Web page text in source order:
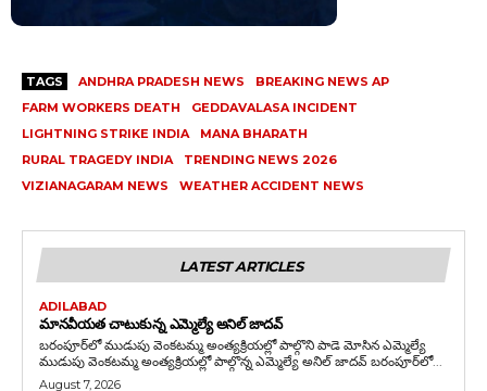
TAGS ANDHRA PRADESH NEWS
BREAKING NEWS AP
FARM WORKERS DEATH
GEDDAVALASA INCIDENT
LIGHTNING STRIKE INDIA
MANA BHARATH
RURAL TRAGEDY INDIA
TRENDING NEWS 2026
VIZIANAGARAM NEWS
WEATHER ACCIDENT NEWS
LATEST ARTICLES
ADILABAD
మానవీయత చాటుకున్న ఎమ్మెల్యే అనిల్ జాదవ్
బరంపూర్‌లో ముడుపు వెంకటమ్మ అంత్యక్రియల్లో పాల్గొని పాడె మోసిన ఎమ్మెల్యే
ముడుపు వెంకటమ్మ అంత్యక్రియల్లో పాల్గొన్న ఎమ్మెల్యే అనిల్ జాదవ్ బరంపూర్‌లో...
August 7, 2026